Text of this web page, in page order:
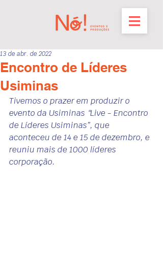
Encontro de Líderes
Usiminas
13 de abr. de 2022
Tivemos o prazer em produzir o
evento da Usiminas “Live - Encontro
de Líderes Usiminas”, que
aconteceu de 14 e 15 de dezembro, e
reuniu mais de 1000 líderes
corporação.